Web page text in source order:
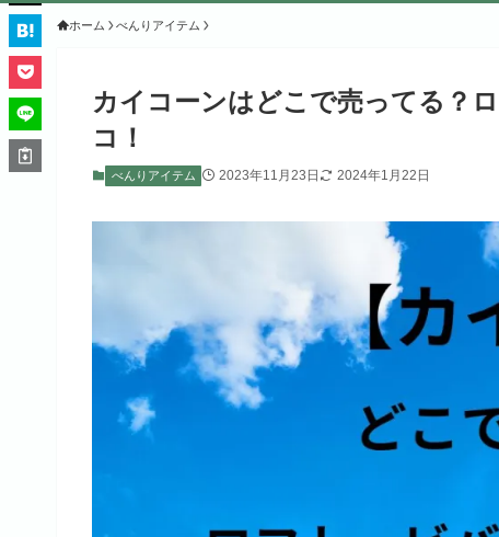
ホーム べんりアイテム
カイコーンはどこで売ってる？
コ！
べんりアイテム 2023年11月23日 2024年1月22日